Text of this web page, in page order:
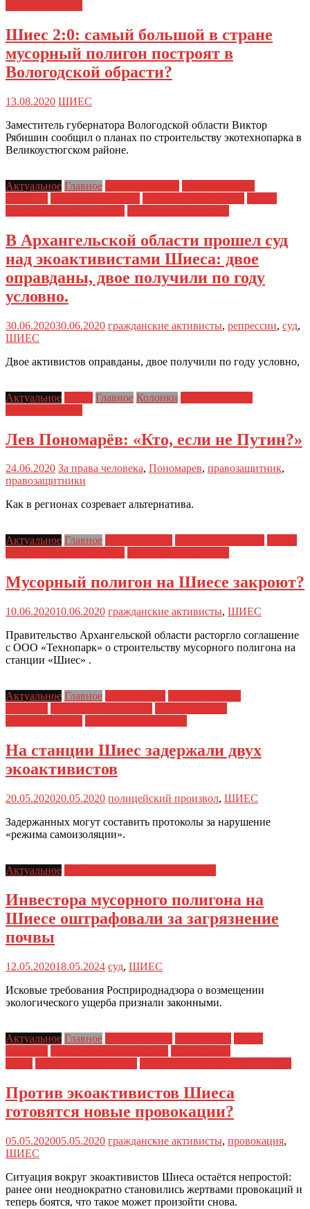
Шиес 2:0: самый большой в стране
мусорный полигон построят в
Вологодской обрасти?
13.08.2020 ШИЕС
Заместитель губернатора Вологодской области Виктор
Рябишин сообщил о планах по строительству экотехнопарка в
Великоустюгском районе.
Актуальное Главное
В Архангельской области прошел суд
над экоактивистами Шиеса: двое
оправданы, двое получили по году
условно.
30.06.202030.06.2020 гражданские активисты, репрессии, суд,
ШИЕС
Двое активистов оправданы, двое получили по году условно,
Актуальное Главное Колонки
Лев Пономарёв: «Кто, если не Путин?»
24.06.2020 За права человека, Пономарев, правозащитник,
правозащитники
Как в регионах созревает альтернатива.
Актуальное Главное
Мусорный полигон на Шиесе закроют?
10.06.202010.06.2020 гражданские активисты, ШИЕС
Правительство Архангельской области расторгло соглашение
с ООО «Технопарк» о строительству мусорного полигона на
станции «Шиес» .
Актуальное Главное
На станции Шиес задержали двух
экоактивистов
20.05.202020.05.2020 полицейский произвол, ШИЕС
Задержанных могут составить протоколы за нарушение
«режима самоизоляции».
Актуальное
Инвестора мусорного полигона на
Шиесе оштрафовали за загрязнение
почвы
12.05.202018.05.2024 суд, ШИЕС
Исковые требования Росприроднадзора о возмещении
экологического ущерба признали законными.
Актуальное Главное
Против экоактивистов Шиеса
готовятся новые провокации?
05.05.202005.05.2020 гражданские активисты, провокация,
ШИЕС
Ситуация вокруг экоактивистов Шиеса остаётся непростой:
ранее они неоднократно становились жертвами провокаций и
теперь боятся, что такое может произойти снова.